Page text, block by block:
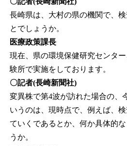
長崎県は、大村の県の機関で、
とでしょうか。
医療政策課長
現在、県の環境保健研究センタ
験所で実施をしております。
〇記者(長崎新聞社)
変異株で第4波が訪れた場合の、
いうのは、現時点で、例えば、
ていくであるとか、何か具体的
うか。